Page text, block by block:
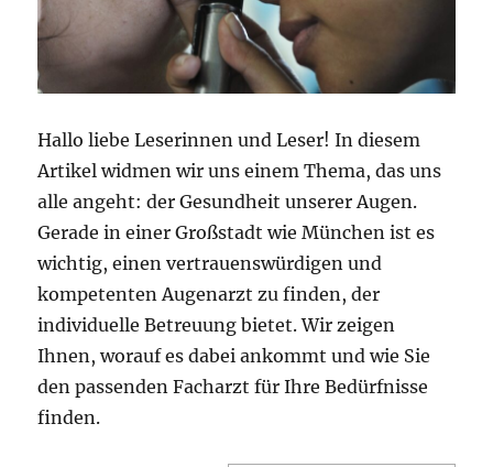
Hallo liebe Leserinnen und Leser! In diesem
Artikel widmen wir uns einem Thema, das uns
alle angeht: der Gesundheit unserer Augen.
Gerade in einer Großstadt wie München ist es
wichtig, einen vertrauenswürdigen und
kompetenten Augenarzt zu finden, der
individuelle Betreuung bietet. Wir zeigen
Ihnen, worauf es dabei ankommt und wie Sie
den passenden Facharzt für Ihre Bedürfnisse
finden.